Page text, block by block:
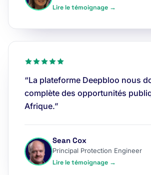
Lire le témoignage →
“La plateforme Deepbloo nous
complète des opportunités
Afrique.”
Sean Cox
Principal Protection Engineer
Lire le témoignage →